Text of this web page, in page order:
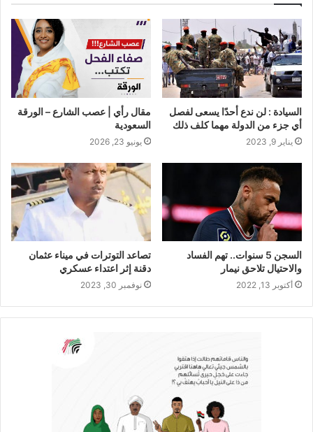
السيادة : لن ندع أحدًا يسعى لفصل
أي جزء من الدولة مهما كلف ذلك
يناير 9, 2023
مقال رأي | عصب الشارع – الورقة
السعودية
يونيو 23, 2026
السجن 5 سنوات.. تهم الفساد
والاحتيال تلاحق نيمار
أكتوبر 13, 2022
تصاعد التوترات في ميناء عثمان
دقنة إثر اعتداء عسكري
نوفمبر 30, 2023